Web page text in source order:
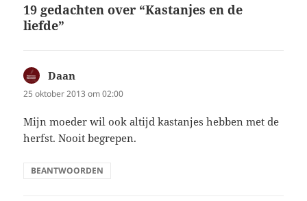
19 gedachten over “Kastanjes en de
liefde”
Daan
25 oktober 2013 om 02:00
Mijn moeder wil ook altijd kastanjes hebben met de
herfst. Nooit begrepen.
BEANTWOORDEN